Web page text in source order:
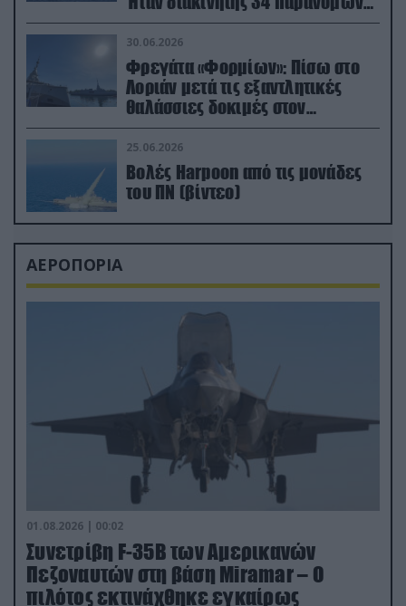
μεταναστών
30.06.2026
Φρεγάτα «Φορμίων»: Πίσω στο
Λοριάν μετά τις εξαντλητικές
θαλάσσιες δοκιμές στον
απαιτητικό Βισκαϊκό
25.06.2026
Βολές Harpoon από τις μονάδες
του ΠΝ (βίντεο)
ΑΕΡΟΠΟΡΙΑ
01.08.2026 | 00:02
Συνετρίβη F-35B των Αμερικανών
Πεζοναυτών στη βάση Miramar – Ο
πιλότος εκτινάχθηκε εγκαίρως